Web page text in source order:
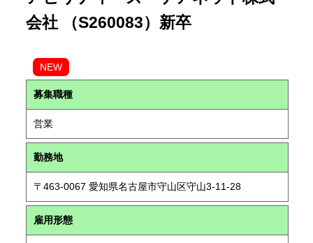
会社 （S260083）新卒
NEW
募集職種
営業
勤務地
〒463-0067 愛知県名古屋市守山区守山3-11-28
雇用形態